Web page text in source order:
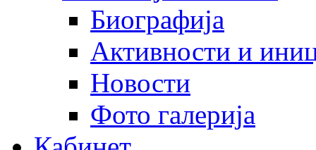
Биографија
Активности и
Новости
Фото галерија